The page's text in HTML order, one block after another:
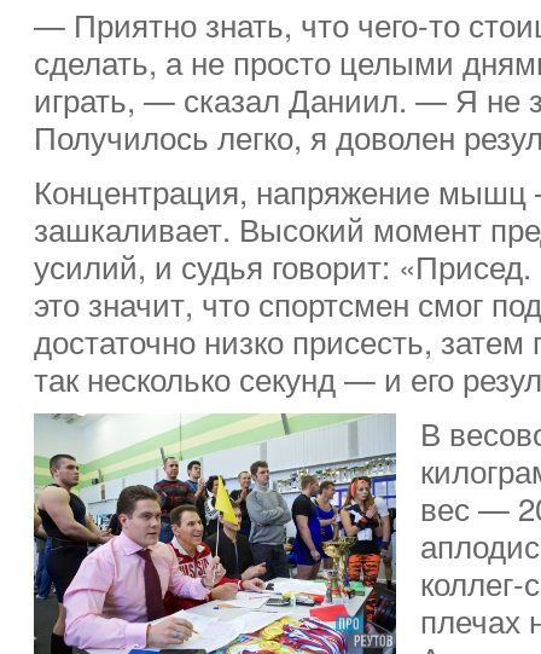
— Приятно знать, что чего-то
сделать, а не просто целыми
играть, — сказал Даниил. — Я не
Получилось легко, я доволен
Концентрация, напряжение
зашкаливает. Высокий момент
усилий, и судья говорит:
это значит, что спортсмен смог
достаточно низко присесть, затем
так несколько секунд — и его
В
вес —
плечах